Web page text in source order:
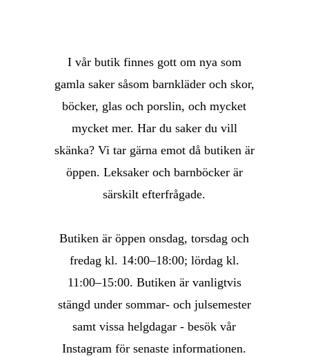
I vår butik finnes gott om nya som
gamla saker såsom barnkläder och skor,
böcker, glas och porslin, och mycket
mycket mer. Har du saker du vill
skänka? Vi tar gärna emot då butiken är
öppen. Leksaker och barnböcker är
särskilt efterfrågade.
Butiken är öppen onsdag, torsdag och
fredag kl. 14:00–18:00; lördag kl.
11:00–15:00. Butiken är vanligtvis
stängd under sommar- och julsemester
samt vissa helgdagar - besök vår
Instagram för senaste informationen.